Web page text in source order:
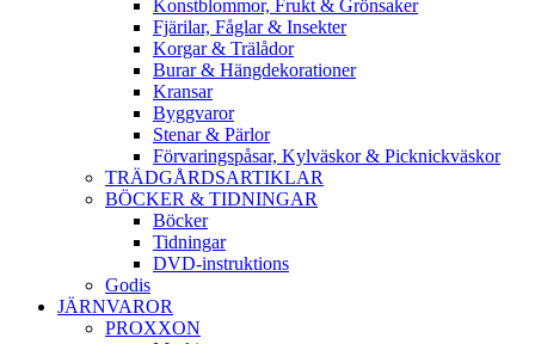
Konstblommor, Frukt & Grönsaker
Fjärilar, Fåglar & Insekter
Korgar & Trälådor
Burar & Hängdekorationer
Kransar
Byggvaror
Stenar & Pärlor
Förvaringspåsar, Kylväskor & Picknickväskor
TRÄDGÅRDSARTIKLAR
BÖCKER & TIDNINGAR
Böcker
Tidningar
DVD-instruktions
Godis
JÄRNVAROR
PROXXON